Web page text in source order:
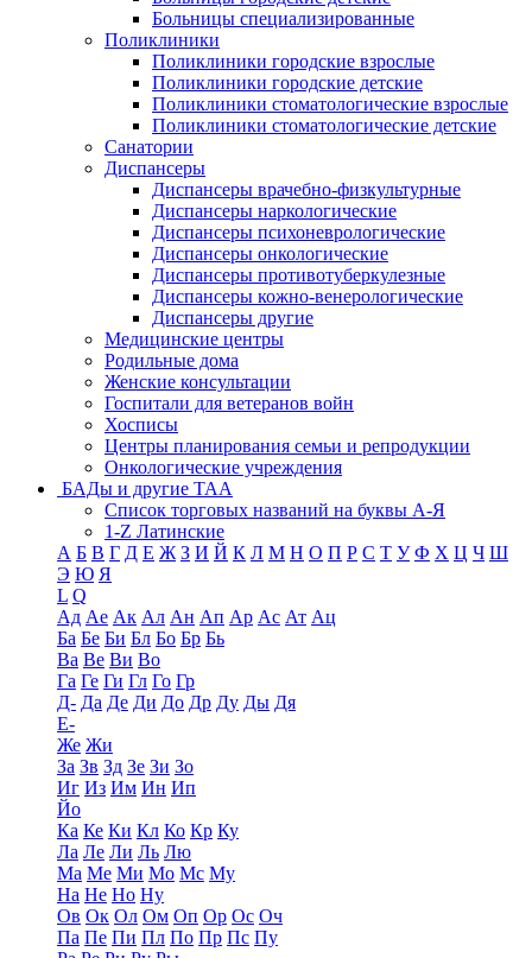
Больницы специализированные
Поликлиники
Поликлиники городские взрослые
Поликлиники городские детские
Поликлиники стоматологические взрослые
Поликлиники стоматологические детские
Санатории
Диспансеры
Диспансеры врачебно-физкультурные
Диспансеры наркологические
Диспансеры психоневрологические
Диспансеры онкологические
Диспансеры противотуберкулезные
Диспансеры кожно-венерологические
Диспансеры другие
Медицинские центры
Родильные дома
Женские консультации
Госпитали для ветеранов войн
Хосписы
Центры планирования семьи и репродукции
Онкологические учреждения
БАДы и другие ТАА
Список торговых названий на буквы А-Я
1-Z Латинские
А Б В Г Д Е Ж З И Й К Л М Н О П Р С Т У Ф Х Ц Ч Ш
Э Ю Я
L Q
Ад Ае Ак Ал Ан Ап Ар Ас Ат Ац
Ба Бе Би Бл Бо Бр Бь
Ва Ве Ви Во
Га Ге Ги Гл Го Гр
Д- Да Де Ди До Др Ду Ды Дя
Е-
Же Жи
За Зв Зд Зе Зи Зо
Иг Из Им Ин Ип
Йо
Ка Ке Ки Кл Ко Кр Ку
Ла Ле Ли Ль Лю
Ма Ме Ми Мо Мс Му
На Не Но Ну
Ов Ок Ол Ом Оп Ор Ос Оч
Па Пе Пи Пл По Пр Пс Пу